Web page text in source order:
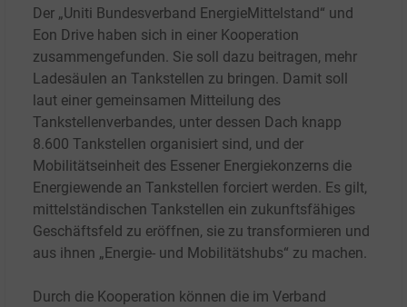
Der „Uniti Bundesverband EnergieMittelstand“ und
Eon Drive haben sich in einer Kooperation
zusammengefunden. Sie soll dazu beitragen, mehr
Ladesäulen an Tankstellen zu bringen. Damit soll
laut einer gemeinsamen Mitteilung des
Tankstellenverbandes, unter dessen Dach knapp
8.600 Tankstellen organisiert sind, und der
Mobilitätseinheit des Essener Energiekonzerns die
Energiewende an Tankstellen forciert werden. Es gilt,
mittelständischen Tankstellen ein zukunftsfähiges
Geschäftsfeld zu eröffnen, sie zu transformieren und
aus ihnen „Energie- und Mobilitätshubs“ zu machen.
Durch die Kooperation können die im Verband